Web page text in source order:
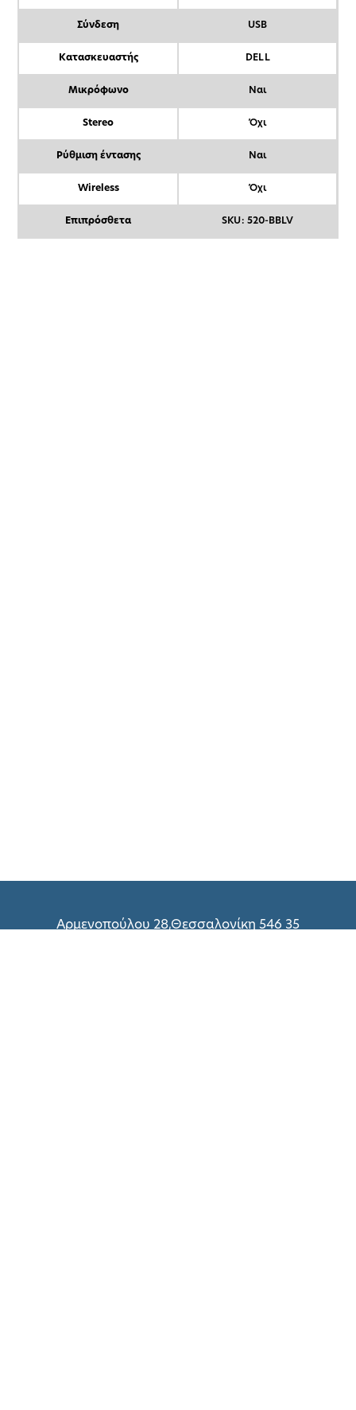
Σύνδεση USB
Κατασκευαστής DELL
Μικρόφωνο Ναι
Stereo Όχι
Ρύθμιση έντασης Ναι
Wireless Όχι
Επιπρόσθετα SKU: 520-BBLV
Αρμενοπούλου 28,Θεσσαλονίκη 546 35